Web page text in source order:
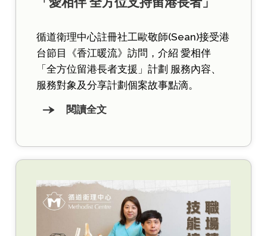
循道衛理中心註冊社工歐敬師(Sean)接受港
台節目《香江暖流》訪問，介紹 愛相伴
「全方位留港長者支援」計劃 服務內容、
服務對象及分享計劃個案故事點滴。
閱讀全文